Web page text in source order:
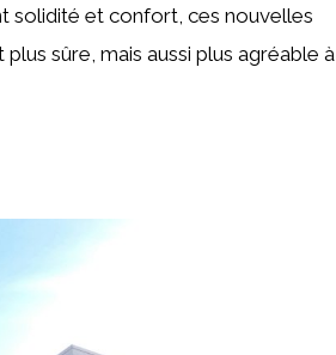
solidité et confort, ces nouvelles
sûre, mais aussi plus agréable à